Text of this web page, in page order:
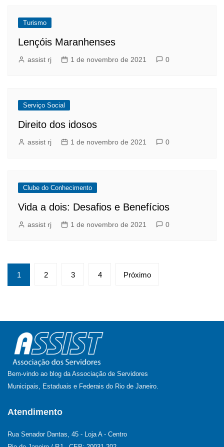
Turismo
Lençóis Maranhenses
assist rj 1 de novembro de 2021 0
Serviço Social
Direito dos idosos
assist rj 1 de novembro de 2021 0
Clube do Conhecimento
Vida a dois: Desafios e Benefícios
assist rj 1 de novembro de 2021 0
Paginação
de
1 2 3 4 Próximo
Bem-vindo ao blog da Associação de Servidores
Municipais, Estaduais e Federais do Rio de Janeiro.
Atendimento
Rua Senador Dantas, 45 - Loja A - Centro